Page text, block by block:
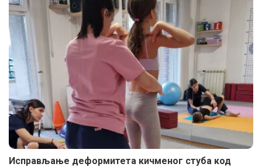
Исправљање деформитета кичменог стуба код